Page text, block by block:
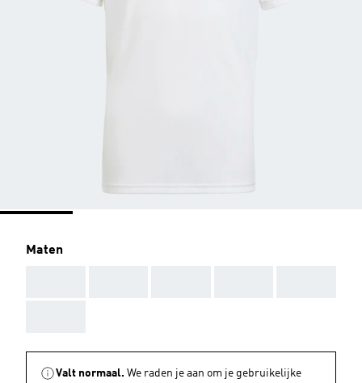
Maten
Valt normaal. We raden je aan om je gebruikelijke